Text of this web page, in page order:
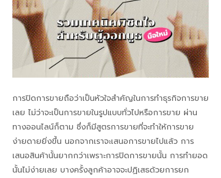
การปิดการขายถือว่าเป็นหัวใจสำคัญในการทำธุรกิจการขาย
เลย ไม่ว่าจะเป็นการขายในรูปแบบทั่วไปหรือการขาย ผ่าน
ทางออนไลน์ก็ตาม ซึ่งก็มีสูตรการขายที่จะทำให้การขาย
ง่ายดายยิ่งขึ้น นอกจากเราจะเสนอการขายไปแล้ว การ
เสนอสินค้านั้นยากกว่าเพราะการปิดการขายนั้น การทำยอด
นั้นไม่ง่ายเลย บางครั้งลูกค้าอาจจะปฏิเสธด้วยการยก